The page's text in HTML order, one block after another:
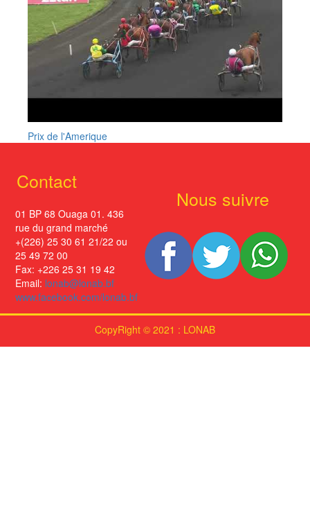
Prix de l'Amerique
Contact
01 BP 68 Ouaga 01. 436
rue du grand marché
+(226) 25 30 61 21/22 ou
25 49 72 00
Fax: +226 25 31 19 42
Email: lonab@lonab.bf
www.facebook.com/lonab.bf
Nous suivre
CopyRight © 2021 : LONAB